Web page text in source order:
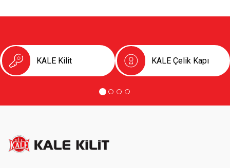
KALE Kilit KALE Çelik Kapı